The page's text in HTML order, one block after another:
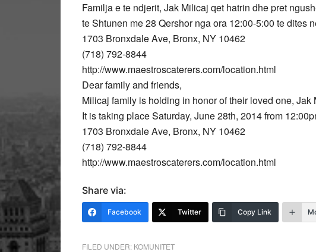
Familja e te ndjerit, Jak Milicaj qet hatrin dhe pret
te Shtunen me 28 Qershor nga ora 12:00-5:00 te dites
1703 Bronxdale Ave, Bronx, NY 10462
(718) 792-8844
http://www.maestroscaterers.com/location.html
Dear family and friends,
Milicaj family is holding in honor of their loved one, Jak
It is taking place Saturday, June 28th, 2014 from
1703 Bronxdale Ave, Bronx, NY 10462
(718) 792-8844
http://www.maestroscaterers.com/location.html
Share via:
Facebook Twitter Copy Link
FILED UNDER: KOMUNITET